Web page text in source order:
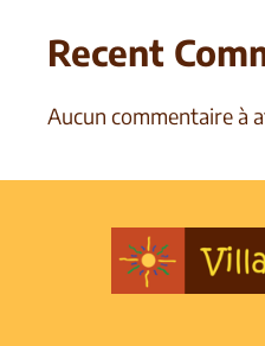
Recent
Aucun commentaire à